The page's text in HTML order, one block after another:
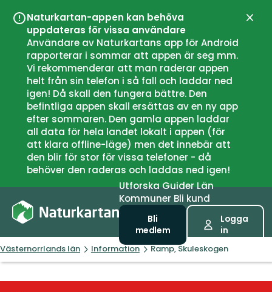
Naturkartan-appen kan behöva
uppdateras för vissa användare
Användare av Naturkartans app för Android
rapporterar i sommar att appen är seg mm.
Vi rekommenderar att man raderar appen
helt från sin telefon i så fall och laddar ned
igen! Då skall den fungera bättre. Den
befintliga appen skall ersättas av en ny app
efter sommaren. Den gamla appen laddar
all data för hela landet lokalt i appen (för
att klara offline-läge) men det innebär att
den blir för stor för vissa telefoner - då
behöver den raderas och laddas ned igen!
UtforskaGuiderLän
Kommuner Bli kund
Bli
medlem
Logga
in
Västernorrlands län Information Ramp, Skuleskogen